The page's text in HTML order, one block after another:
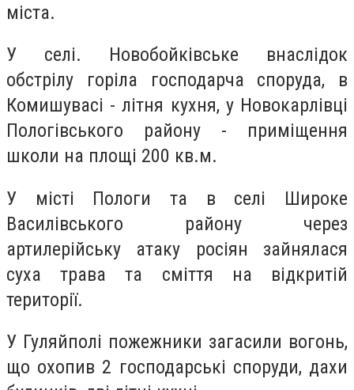
міста.
У селі. Новобойківське внаслідок
обстрілу горіла господарча споруда, в
Комишувасі - літня кухня, у Новокарлівці
Пологівського району - приміщення
школи на площі 200 кв.м.
У місті Пологи та в селі Широке
Василівського району через
артилерійську атаку росіян зайнялася
суха трава та сміття на відкритій
території.
У Гуляйполі пожежники загасили вогонь,
що охопив 2 господарські споруди, дахи